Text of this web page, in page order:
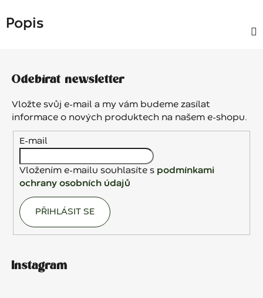
Popis
Odebírat newsletter
Vložte svůj e-mail a my vám budeme zasílat
informace o nových produktech na našem e-shopu.
E-mail
Vložením e-mailu souhlasíte s podmínkami
ochrany osobních údajů
PŘIHLÁSIT SE
Instagram